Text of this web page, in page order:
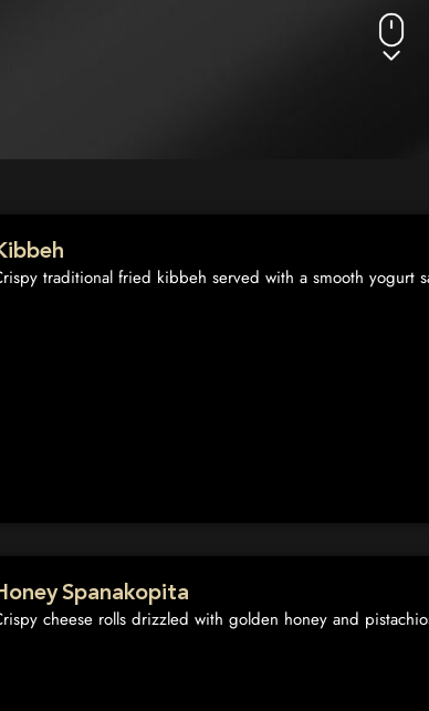
traditional fried kibbeh served with a smooth yogurt
Spanakopita
cheese rolls drizzled with golden honey and